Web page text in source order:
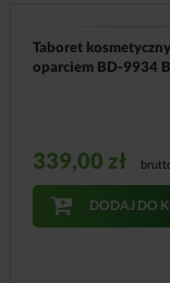
Taboret
oparciem BD-9934
339,00 zł
DODAJ DO